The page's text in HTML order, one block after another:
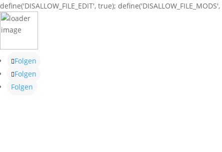
define('DISALLOW_FILE_EDIT', true);
Folgen
Folgen
Folgen